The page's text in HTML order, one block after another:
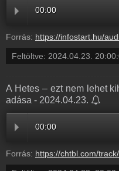
00:00
Forrás: https://infostart.hu/audio/
Feltöltve: 2024.04.23.
A Hetes – ezt nem lehet
adása - 2024.04.23.
00:00
Forrás: https://chtbl.com/track/GB95AD/dts.podtrac.com/